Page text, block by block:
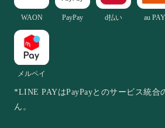
WAON PayPay d払い au PAY
メルペイ
*LINE PAYはPayPayとのサービス統合
ん。